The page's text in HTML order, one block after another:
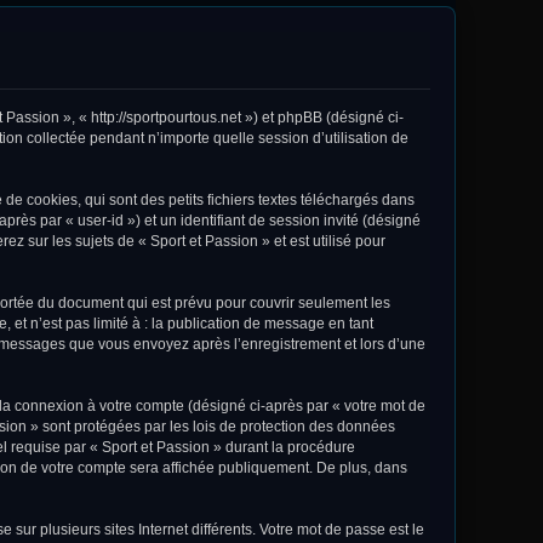
», « http://sportpourtous.net ») et phpBB (désigné ci-
collectée pendant n’importe quelle session d’utilisation de
cookies, qui sont des petits fichiers textes téléchargés dans
par « user-id ») et un identifiant de session invité (désigné
sur les sujets de « Sport et Passion » et est utilisé pour
du document qui est prévu pour couvrir seulement les
n’est pas limité à : la publication de message en tant
que vous envoyez après l’enregistrement et lors d’une
connexion à votre compte (désigné ci-après par « votre mot de
» sont protégées par les lois de protection des données
requise par « Sport et Passion » durant la procédure
de votre compte sera affichée publiquement. De plus, dans
sur plusieurs sites Internet différents. Votre mot de passe est le